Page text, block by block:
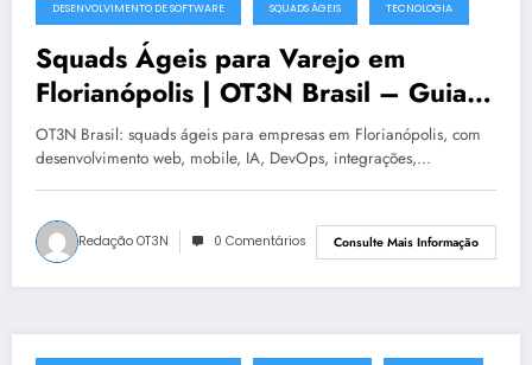
julho 19, 2025
DESENVOLVIMENTO DE SOFTWARE SQUADS ÁGEIS TECNOLOGIA
Squads Ágeis para Varejo em
Florianópolis | OT3N Brasil – Guia
0991
OT3N Brasil: squads ágeis para empresas em Florianópolis, com
desenvolvimento web, mobile, IA, DevOps, integrações,…
Redação OT3N 0 Comentários Consulte Mais Informação